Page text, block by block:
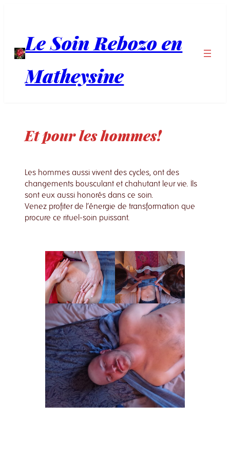
Le Soin Rebozo en
Matheysine
Et pour les hommes!
Les hommes aussi vivent des cycles, ont des
changements bousculant et chahutant leur vie. Ils
sont eux aussi honorés dans ce soin.
Venez profiter de l’énergie de transformation que
procure ce rituel-soin puissant.